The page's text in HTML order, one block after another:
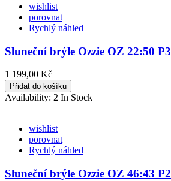
wishlist
porovnat
Rychlý náhled
Sluneční brýle Ozzie OZ 22:50 P3
1 199,00 Kč
Přidat do košíku
Availability: 2 In Stock
wishlist
porovnat
Rychlý náhled
Sluneční brýle Ozzie OZ 46:43 P2